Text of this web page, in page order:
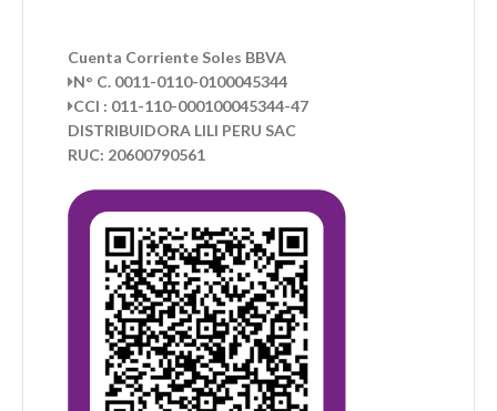
Cuenta Corriente Soles BBVA
N° C. 0011-0110-0100045344
CCI : 011-110-000100045344-47
DISTRIBUIDORA LILI PERU SAC
RUC: 20600790561